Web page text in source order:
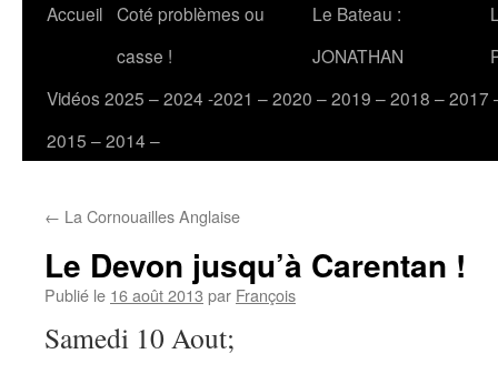
Accueil Coté problèmes ou
casse !
Le Bateau :
JONATHAN
Vidéos 2025 – 2024 -2021 – 2020 – 2019 – 2018 – 2017
2015 – 2014 –
← La Cornouailles Anglaise
Le Devon jusqu’à Carentan !
Publié le 16 août 2013 par François
Samedi 10 Aout;